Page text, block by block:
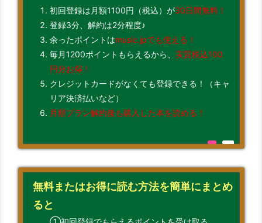
初回登録は月額1100円（税込）が30日間無料！
登録3分、解約は2分程度♪
余ったポイントはmusic.jpでも使える！
毎月1200ポイントもらえるから、 実質税込100
円分お得！
クレジットカードがなくても登録できる！（キャ
リア決済払いなど）
月額プラン解約後も購入した本を読める！
無料またはお得に読む方法を簡単にまとめ
ると